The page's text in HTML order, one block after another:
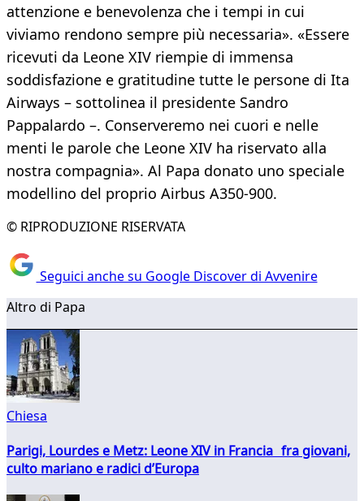
attenzione e benevolenza che i tempi in cui
viviamo rendono sempre più necessaria». «Essere
ricevuti da Leone XIV riempie di immensa
soddisfazione e gratitudine tutte le persone di Ita
Airways – sottolinea il presidente Sandro
Pappalardo –. Conserveremo nei cuori e nelle
menti le parole che Leone XIV ha riservato alla
nostra compagnia». Al Papa donato uno speciale
modellino del proprio Airbus A350-900.
© RIPRODUZIONE RISERVATA
Seguici anche su Google Discover di Avvenire
Altro di Papa
Chiesa
Parigi, Lourdes e Metz: Leone XIV in Francia fra giovani,
culto mariano e radici d’Europa